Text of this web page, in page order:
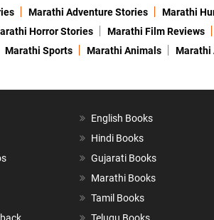
Marathi Adventure Stories Marathi
Horror Stories Marathi Film Reviews
Marathi Sports Marathi Animals Marathi
English Books
Hindi Books
Gujarati Books
Marathi Books
Tamil Books